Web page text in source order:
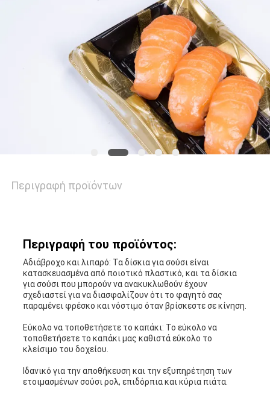
Περιγραφή προϊόντων
Περιγραφή του προϊόντος:
Αδιάβροχο και λιπαρό: Τα δίσκια για σούσι είναι
κατασκευασμένα από ποιοτικό πλαστικό, και τα δίσκια
για σούσι που μπορούν να ανακυκλωθούν έχουν
σχεδιαστεί για να διασφαλίζουν ότι το φαγητό σας
παραμένει φρέσκο και νόστιμο όταν βρίσκεστε σε κίνηση.
Εύκολο να τοποθετήσετε το καπάκι: Το εύκολο να
τοποθετήσετε το καπάκι μας καθιστά εύκολο το
κλείσιμο του δοχείου.
Ιδανικό για την αποθήκευση και την εξυπηρέτηση των
ετοιμασμένων σούσι ρολ, επιδόρπια και κύρια πιάτα.